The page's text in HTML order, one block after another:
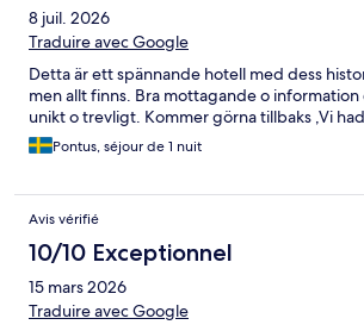
8 juil. 2026
Traduire avec Google
Detta är ett spännande hotell med dess
men allt finns. Bra mottagande o
unikt o trevligt. Kommer görna tillbaks ,Vi
Pontus, séjour de 1 nuit
Avis vérifié
10/10 Exceptionnel
15 mars 2026
Traduire avec Google